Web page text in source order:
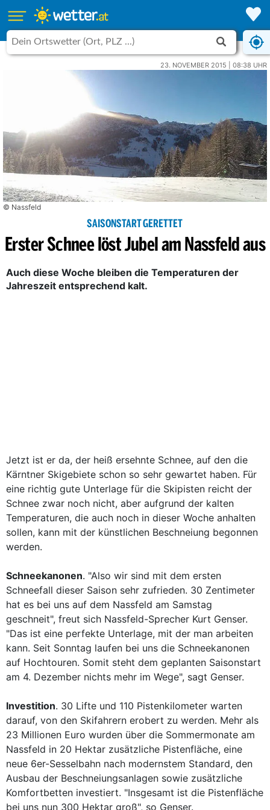
23. NOVEMBER 2015 | 08:38 UHR
© Nassfeld
SAISONSTART GERETTET
Erster Schnee löst Jubel am Nassfeld aus
Auch diese Woche bleiben die Temperaturen der
Jahreszeit entsprechend kalt.
Jetzt ist er da, der heiß ersehnte Schnee, auf den die
Kärntner Skigebiete schon so sehr gewartet haben. Für
eine richtig gute Unterlage für die Skipisten reicht der
Schnee zwar noch nicht, aber aufgrund der kalten
Temperaturen, die auch noch in dieser Woche anhalten
sollen, kann mit der künstlichen Beschneiung begonnen
werden.
Schneekanonen. "Also wir sind mit dem ersten
Schneefall dieser Saison sehr zufrieden. 30 Zentimeter
hat es bei uns auf dem Nassfeld am Samstag
geschneit", freut sich Nassfeld-Sprecher Kurt Genser.
"Das ist eine perfekte Unterlage, mit der man arbeiten
kann. Seit Sonntag laufen bei uns die Schneekanonen
auf Hochtouren. Somit steht dem geplanten Saisonstart
am 4. Dezember nichts mehr im Wege", sagt Genser.
Investition. 30 Lifte und 110 Pistenkilometer warten
darauf, von den Skifahrern erobert zu werden. Mehr als
23 Millionen Euro wurden über die Sommermonate am
Nassfeld in 20 Hektar zusätzliche Pistenfläche, eine
neue 6er-Sesselbahn nach modernstem Standard, den
Ausbau der Beschneiungsanlagen sowie zusätzliche
Komfortbetten investiert. "Insgesamt ist die Pistenfläche
bei uns nun 300 Hektar groß", so Genser.